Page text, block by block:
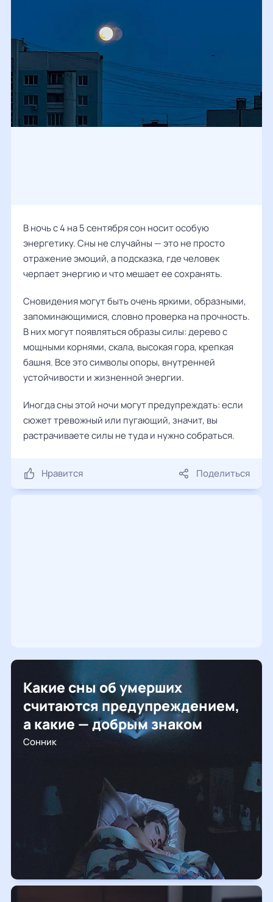
В ночь с 4 на 5 сентября сон носит особую
энергетику. Сны не случайны — это не просто
отражение эмоций, а подсказка, где человек
черпает энергию и что мешает ее сохранять.
Сновидения могут быть очень яркими, образными,
запоминающимися, словно проверка на прочность.
В них могут появляться образы силы: дерево с
мощными корнями, скала, высокая гора, крепкая
башня. Все это символы опоры, внутренней
устойчивости и жизненной энергии.
Иногда сны этой ночи могут предупреждать: если
сюжет тревожный или пугающий, значит, вы
растрачиваете силы не туда и нужно собраться.
Нравится Поделиться
Какие сны об умерших
считаются предупреждением,
а какие — добрым знаком
Сонник